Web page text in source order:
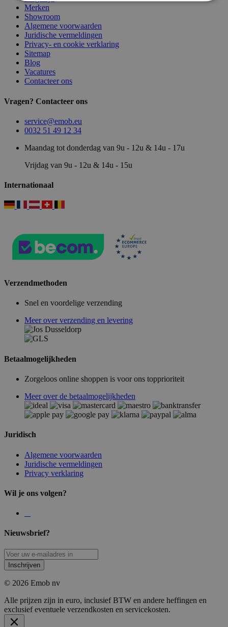
Merken
Showroom
Algemene voorwaarden
Juridische vermeldingen
Privacy- en cookie verklaring
Sitemap
Blog
Vacatures
Contacteer ons
Vragen? Contacteer ons
service@emob.eu
0032 51 49 12 34
Maandag tot donderdag van 9u - 12u & 14u - 17u
Vrijdag van 9u - 12u & 14u - 15u
Internationaal
Verzendmethoden
Snel en voordelige verzending
Meer over verzending en levering
Betaalmogelijkheden
Zorgeloos online shoppen is voor ons topprioriteit
Meer over de betaalmogelijkheden
Juridisch
Algemene voorwaarden
Juridische vermeldingen
Privacy verklaring
Wil je ons volgen?
Nieuwsbrief?
Inschrijven
© 2026 Emob nv
Alle prijzen zijn in euro, inclusief BTW en andere heffingen en
exclusief eventuele verzendkosten en servicekosten.